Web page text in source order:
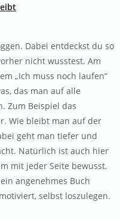
Dabei entdeckst du so
nicht wusstest. Am
„Ich muss noch laufen“
das man auf alle
Zum Beispiel das
Wie bleibt man auf der
geht man tiefer und
Natürlich ist auch hier
mit jeder Seite bewusst.
angenehmes Buch
selbst loszulegen.